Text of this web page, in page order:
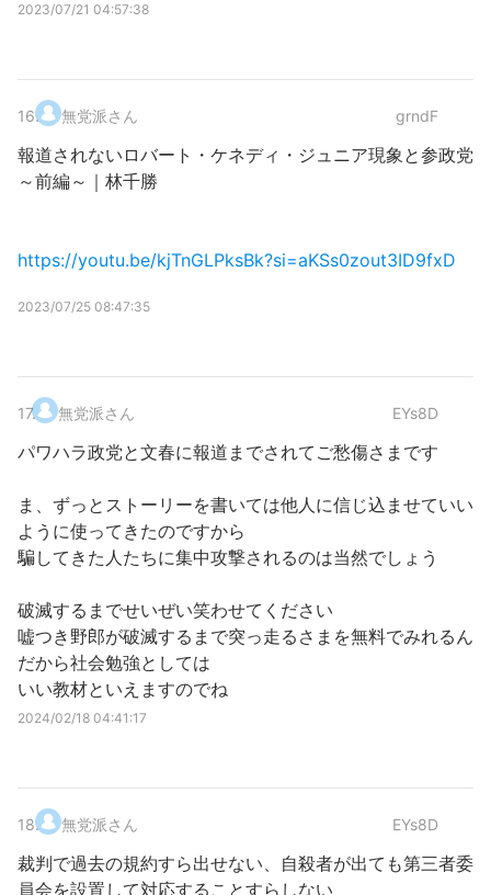
2023/07/21 04:57:38
16. 無党派さん grndF
報道されないロバート・ケネディ・ジュニア現象と参政党
～前編～｜林千勝
https://youtu.be/kjTnGLPksBk?si=aKSs0zout3ID9fxD
2023/07/25 08:47:35
17. 無党派さん EYs8D
パワハラ政党と文春に報道までされてご愁傷さまです
ま、ずっとストーリーを書いては他人に信じ込ませていい
ように使ってきたのですから
騙してきた人たちに集中攻撃されるのは当然でしょう
破滅するまでせいぜい笑わせてください
嘘つき野郎が破滅するまで突っ走るさまを無料でみれるん
だから社会勉強としては
いい教材といえますのでね
2024/02/18 04:41:17
18. 無党派さん EYs8D
裁判で過去の規約すら出せない、自殺者が出ても第三者委
員会を設置して対応することすらしない